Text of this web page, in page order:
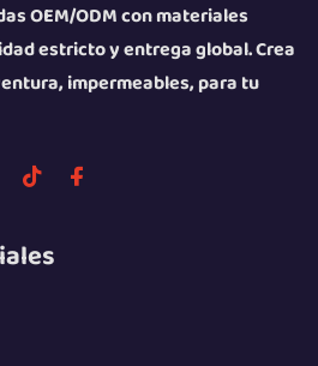
OEM/ODM con materiales
estricto y entrega global. Crea
impermeables, para tu